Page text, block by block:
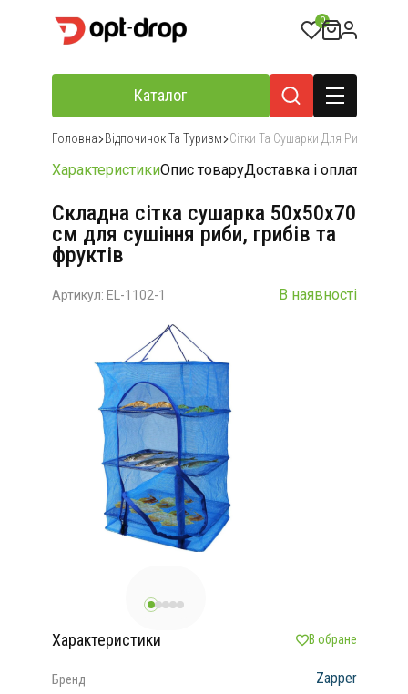
0
Каталог
Головна Відпочинок Та Туризм Сітки Та Сушарки Для Риби,
ХарактеристикиОпис товаруДоставка і оплата
Складна сітка сушарка 50х50х70
см для сушіння риби, грибів та
фруктів
Артикул: EL-1102-1 В наявності
Характеристики В обране
Бренд Zapper